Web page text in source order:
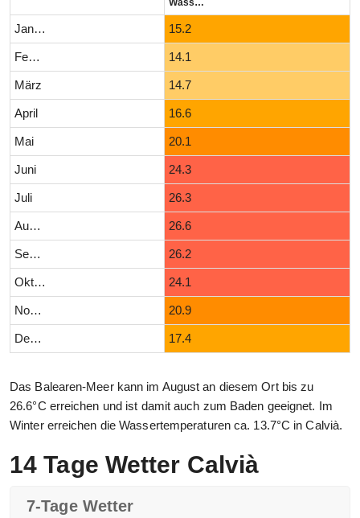
Wassertemperatur (°C)
Januar 15.2
Februar 14.1
März 14.7
April 16.6
Mai 20.1
Juni 24.3
Juli 26.3
August 26.6
September 26.2
Oktober 24.1
November 20.9
Dezember 17.4
Das Balearen-Meer kann im August an diesem Ort bis zu
26.6°C erreichen und ist damit auch zum Baden geeignet. Im
Winter erreichen die Wassertemperaturen ca. 13.7°C in Calvià.
14 Tage Wetter Calvià
7-Tage Wetter